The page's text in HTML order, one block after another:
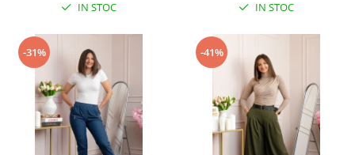
IN STOC IN STOC
-31% -41%